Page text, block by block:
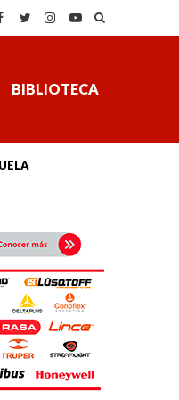
BIBLIOTECA